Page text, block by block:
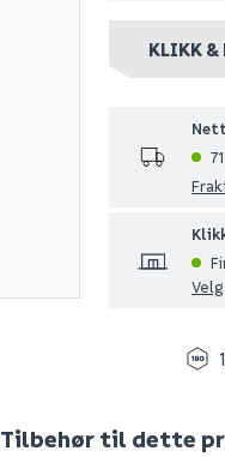
KLIKK &
Tilbehør til dette